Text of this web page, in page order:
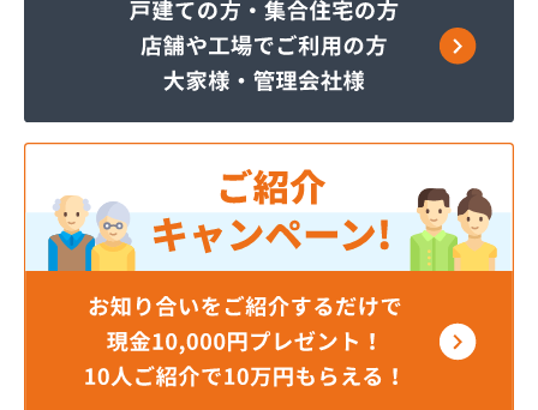
ワカマツ株式会社
芦川商事株式会社
綾瀬燃料株式会社
伊吹石油ガス株式会社
井出燃料店
稲垣燃料店
羽田酸素株式会社
永井ガス株式会社
永山商店
下川燃料店
加藤商店
加藤商店